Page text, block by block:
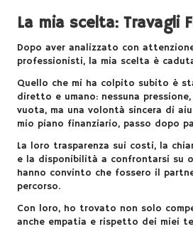
La mia scelta: Travagli
Dopo aver analizzato con
professionisti, la mia scelta è
Quello che mi ha colpito subito è
diretto e umano: nessuna pressione,
vuota, ma una volontà sincera di
mio piano finanziario, passo dopo
La loro trasparenza sui costi, la
e la disponibilità a confrontarsi su
hanno convinto che fossero il
percorso.
Con loro, ho trovato non solo
anche empatia e rispetto dei miei